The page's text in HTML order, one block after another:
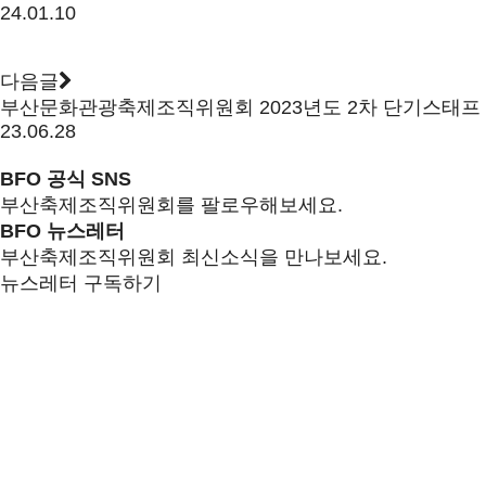
24.01.10
다음글
부산문화관광축제조직위원회 2023년도 2차 단기스태
23.06.28
BFO 공식 SNS
부산축제조직위원회를 팔로우해보세요.
BFO 뉴스레터
부산축제조직위원회 최신소식을 만나보세요.
뉴스레터 구독하기